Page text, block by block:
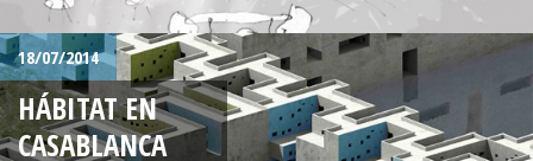
18/07/2014
HÁBITAT EN
CASABLANCA